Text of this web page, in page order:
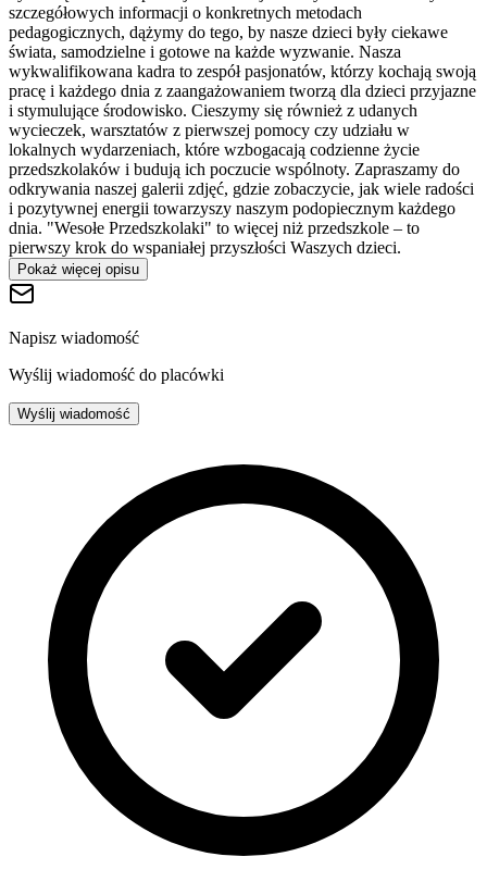
szczegółowych informacji o konkretnych metodach
pedagogicznych, dążymy do tego, by nasze dzieci były ciekawe
świata, samodzielne i gotowe na każde wyzwanie. Nasza
wykwalifikowana kadra to zespół pasjonatów, którzy kochają swoją
pracę i każdego dnia z zaangażowaniem tworzą dla dzieci przyjazne
i stymulujące środowisko. Cieszymy się również z udanych
wycieczek, warsztatów z pierwszej pomocy czy udziału w
lokalnych wydarzeniach, które wzbogacają codzienne życie
przedszkolaków i budują ich poczucie wspólnoty. Zapraszamy do
odkrywania naszej galerii zdjęć, gdzie zobaczycie, jak wiele radości
i pozytywnej energii towarzyszy naszym podopiecznym każdego
dnia. "Wesołe Przedszkolaki" to więcej niż przedszkole – to
pierwszy krok do wspaniałej przyszłości Waszych dzieci.
Pokaż więcej opisu
Napisz wiadomość
Wyślij wiadomość do placówki
Wyślij wiadomość